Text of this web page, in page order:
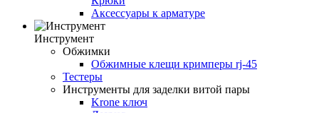
Аксессуары к арматуре
Инструмент
Обжимки
Обжимные клещи кримперы rj-45
Тестеры
Инструменты для заделки витой пары
Krone ключ